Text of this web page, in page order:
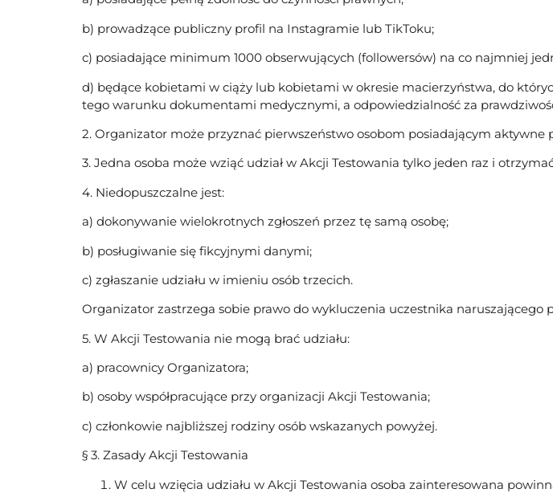
b) prowadzące publiczny profil na Instagramie lub TikToku;
c) posiadające minimum 1000 obserwujących (followersów) na co najmniej
d) będące kobietami w ciąży lub kobietami w okresie macierzyństwa, do
tego warunku dokumentami medycznymi, a odpowiedzialność za
2. Organizator może przyznać pierwszeństwo osobom posiadającym
3. Jedna osoba może wziąć udział w Akcji Testowania tylko jeden raz i
4. Niedopuszczalne jest:
a) dokonywanie wielokrotnych zgłoszeń przez tę samą osobę;
b) posługiwanie się fikcyjnymi danymi;
c) zgłaszanie udziału w imieniu osób trzecich.
Organizator zastrzega sobie prawo do wykluczenia uczestnika naruszającego
5. W Akcji Testowania nie mogą brać udziału:
a) pracownicy Organizatora;
b) osoby współpracujące przy organizacji Akcji Testowania;
c) członkowie najbliższej rodziny osób wskazanych powyżej.
§ 3. Zasady Akcji Testowania
W celu wzięcia udziału w Akcji Testowania osoba zainteresowana